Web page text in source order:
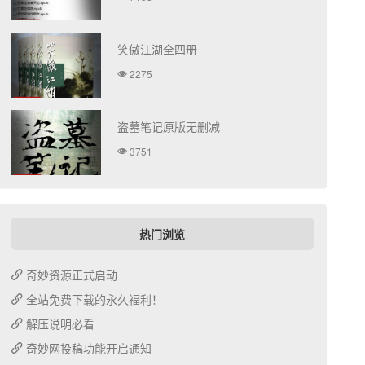
笑傲江湖全四册
2275
盗墓笔记原版无删减
3751
热门浏览
奇妙资源正式启动
全站免费下载的永久福利！
解压说明必看
奇妙网投稿功能开启通知